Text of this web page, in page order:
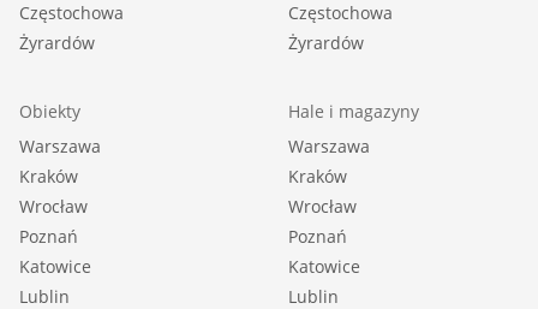
Częstochowa
Żyrardów
Częstochowa
Żyrardów
Obiekty
Warszawa
Kraków
Wrocław
Poznań
Katowice
Lublin
Hale i magazyny
Warszawa
Kraków
Wrocław
Poznań
Katowice
Lublin